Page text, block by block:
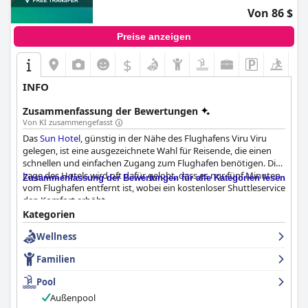
Von 86 $
Preise anzeigen
$
INFO
Zusammenfassung der Bewertungen
Von KI zusammengefasst
DasSun Hotel, günstig in der Nähe des Flughafens Viru Viru
gelegen, ist eine ausgezeichnete Wahl für Reisende, die einen
schnellen und einfachen Zugang zum Flughafen benötigen. Die
Lage des Hotels wird oft dafür gelobt, dass es nur fünf Minuten
vom Flughafen entfernt ist, wobei ein kostenloser Shuttleservice
den Komfort erhöht.
Das Frühstückserlebnis imSun Hotelbegeistert die Gäste im
Allgemeinen und bietet eine schnelle und abwechslungsreiche
Auswahl an köstlichen Optionen mit elegantem Service. Obwohl
einige die Vielfalt und Qualität kritisieren, werden die warmen
Frühstücksangebote und der Blick auf den Pool während der
Mahlzeiten besonders geschätzt.
Zusammenfassung der Bewertungen für alle Kategorien lesen
Kategorien
Wellness
Familien
Pool
Außenpool